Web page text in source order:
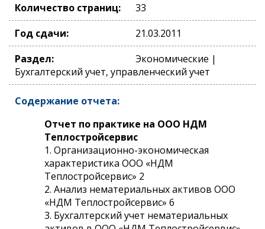
Количество страниц:
33
Год сдачи:
21.03.2011
Раздел:
Экономические |
Бухгалтерский учет, управленческий учет
Содержание отчета:
Отчет по практике на ООО НДМ
Теплостройсервис
1. Организационно-экономическая
характеристика ООО «НДМ
Теплостройсервис» 2
2. Анализ нематериальных активов ООО
«НДМ Теплостройсервис» 6
3. Бухгалтерский учет нематериальных